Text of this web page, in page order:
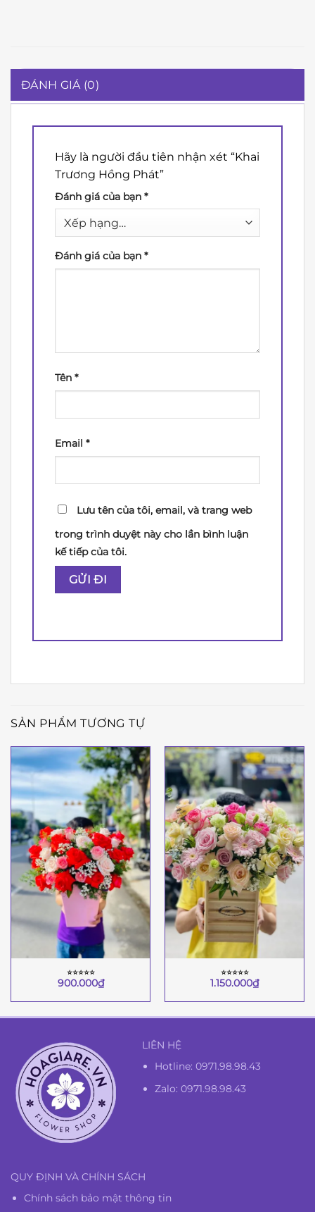
ĐÁNH GIÁ (0)
Hãy là người đầu tiên nhận xét “Khai
Trương Hồng Phát”
Đánh giá của bạn *
Đánh giá của bạn *
Tên *
Email *
Lưu tên của tôi, email, và trang web
trong trình duyệt này cho lần bình luận
kế tiếp của tôi.
SẢN PHẨM TƯƠNG TỰ
⭐︎⭐︎⭐︎⭐︎⭐︎
900.000₫
⭐︎⭐︎⭐︎⭐︎⭐︎
1.150.000₫
LIÊN HỆ
Hotline:0971.98.98.43
Zalo: 0971.98.98.43
QUY ĐỊNH VÀ CHÍNH SÁCH
Chính sách bảo mật thông tin